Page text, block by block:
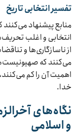
تفسیر انتخابی تاریخ
منابع پیشنهاد می‌کنند
انتخابی و اغلب
از ناسازگاری‌ها و
می‌کنند که
اهمیت آن را کم
خدا.
نگاه‌های
و اسلامی